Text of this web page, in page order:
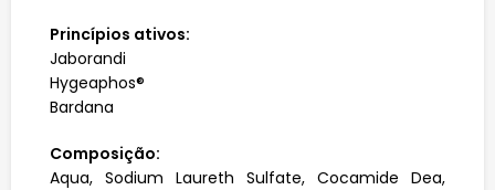
Princípios ativos:
Jaborandi
Hygeaphos®
Bardana
Composição:
Aqua, Sodium Laureth Sulfate, Cocamide Dea,